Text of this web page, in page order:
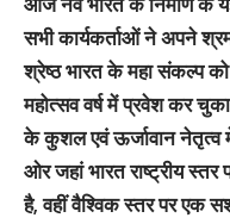
सभी कार्यकर्ताओं ने अपने
श्रेष्ठ भारत के महा संकल्प
महोत्सव वर्ष में प्रवेश कर
के कुशल एवं ऊर्जावान नेतृत्व
ओर जहां भारत राष्ट्रीय
है, वहीं वैश्विक स्तर पर एक